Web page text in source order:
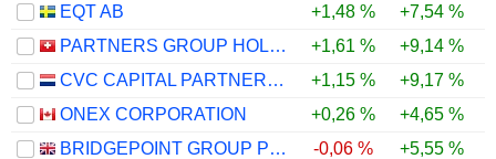
EQT AB
+1,48 % +7,54 %
PARTNERS GROUP HOLDING AG
+1,61 % +9,14 %
CVC CAPITAL PARTNERS PLC
+1,15 % +9,17 %
ONEX CORPORATION
+0,26 % +4,65 %
BRIDGEPOINT GROUP PLC
-0,06 % +5,55 %